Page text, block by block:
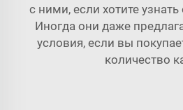
с ними, если хотите
Иногда они даже
условия, если вы
количество